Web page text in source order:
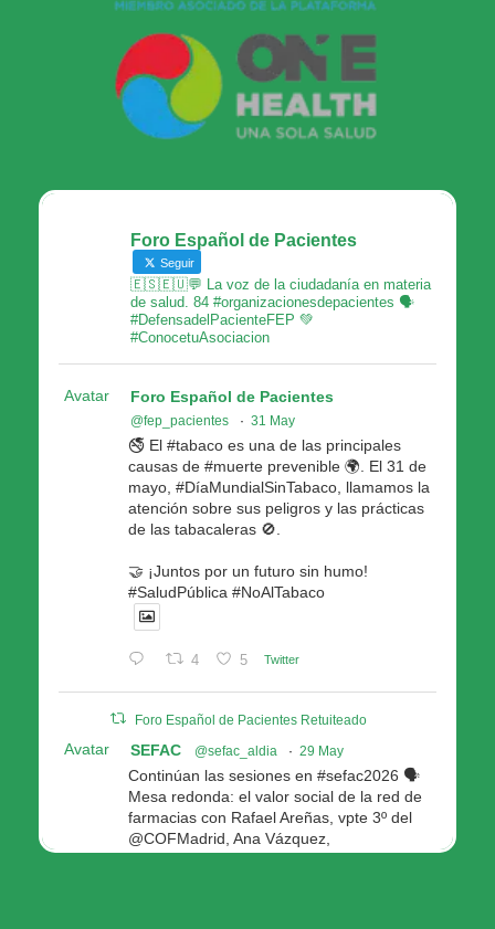
Foro Español de Pacientes
Seguir
🇪🇸🇪🇺💬 La voz de la ciudadanía en materia
de salud. 84 #organizacionesdepacientes 🗣
#DefensadelPacienteFEP 💚
#ConocetuAsociacion
Avatar Foro Español de Pacientes
@fep_pacientes · 31 May
🚭 El #tabaco es una de las principales
causas de #muerte prevenible 🌍. El 31 de
mayo, #DíaMundialSinTabaco, llamamos la
atención sobre sus peligros y las prácticas
de las tabacaleras 🚫.
🤝 ¡Juntos por un futuro sin humo!
#SaludPública #NoAlTabaco
4 5 Twitter
Foro Español de Pacientes Retuiteado
Avatar SEFAC @sefac_aldia · 29 May
Continúan las sesiones en #sefac2026 🗣️
Mesa redonda: el valor social de la red de
farmacias con Rafael Areñas, vpte 3º del
@COFMadrid, Ana Vázquez,
@fep_pacientes Galicia, Antón Acevedo, d